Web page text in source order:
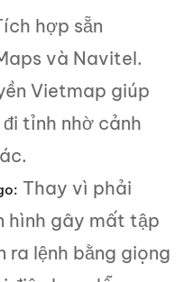
hợp sẵn
và Navitel.
Vietmap giúp
tỉnh nhờ cảnh
Thay vì phải
hình gây mất tập
ra lệnh bằng giọng